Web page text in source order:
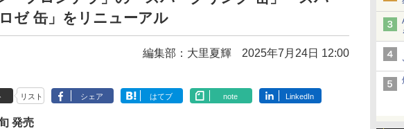
ゼ 缶」をリニューアル
編集部：大里夏輝 2025年7月24日 12:00
リスト シェア はてブ note LinkedIn
発売